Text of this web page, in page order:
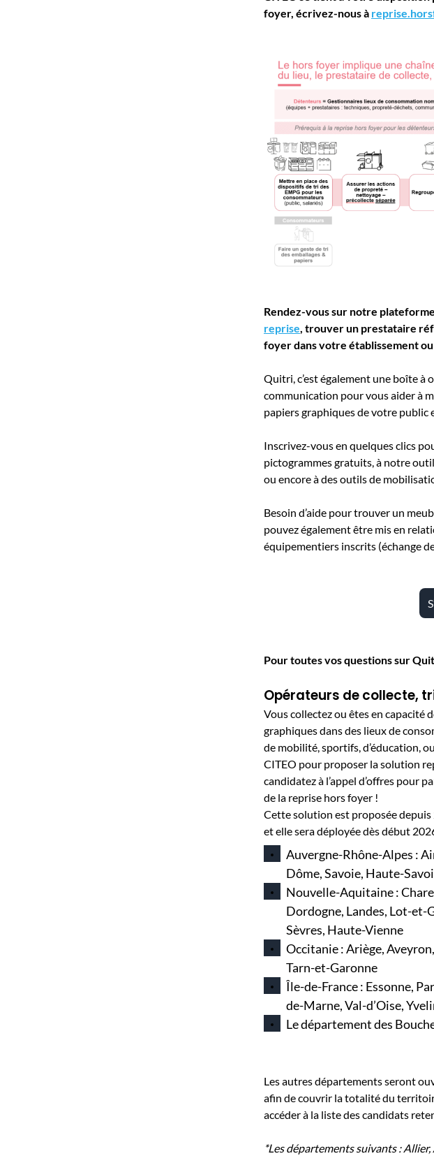
foyer, écrivez-nous à
Rendez-vous sur notre
reprise, trouver un prestataire
foyer dans votre établissement
Quitri, c’est également une boîte
communication pour vous aider à
papiers graphiques de votre public
Inscrivez-vous en quelques clics
pictogrammes gratuits, à notre
ou encore à des outils de
Besoin d’aide pour trouver un
pouvez également être mis en
équipementiers inscrits (échange
Pour toutes vos questions sur
Opérateurs de collecte,
Vous collectez ou êtes en capacité
graphiques dans des lieux de
de mobilité, sportifs, d’éducation,
CITEO pour proposer la solution
candidatez à l’appel d’offres pour
de la reprise hors foyer !
Cette solution est proposée
et elle sera déployée dès début
Auvergne-Rhône-Alpes :
Dôme, Savoie, Haute-
Nouvelle-Aquitaine :
Dordogne, Landes, Lot-
Sèvres, Haute-Vienne
Occitanie : Ariège,
Tarn-et-Garonne
Île-de-France : Essonne,
de-Marne, Val-d’Oise,
Le département des
Les autres départements seront
afin de couvrir la totalité du
accéder à la liste des candidats
*Les départements suivants :